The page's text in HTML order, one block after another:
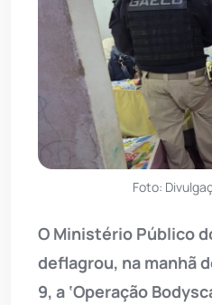
Foto:
O Ministério Público
deflagrou, na manhã
9, a ‘Operação